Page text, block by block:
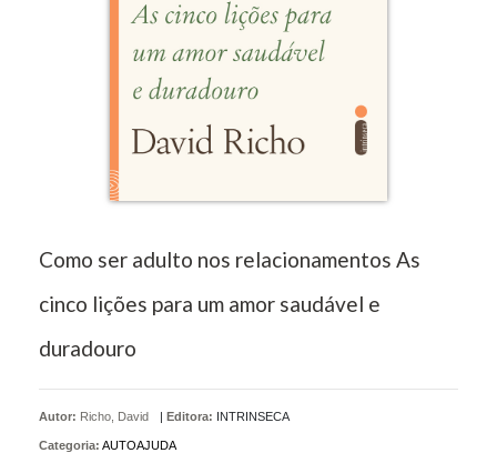
Como ser adulto nos relacionamentos As
cinco lições para um amor saudável e
duradouro
Autor: Richo, David | Editora: INTRINSECA
Categoria: AUTOAJUDA